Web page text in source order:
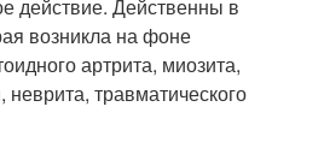
действие. Действенны в
возникла на фоне
артрита, миозита,
неврита, травматического